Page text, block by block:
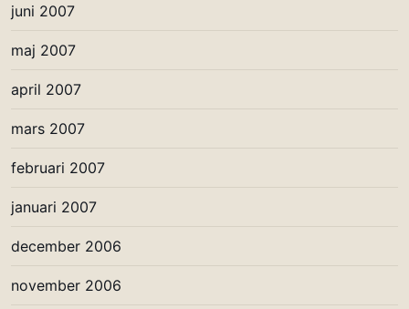
juni 2007
maj 2007
april 2007
mars 2007
februari 2007
januari 2007
december 2006
november 2006